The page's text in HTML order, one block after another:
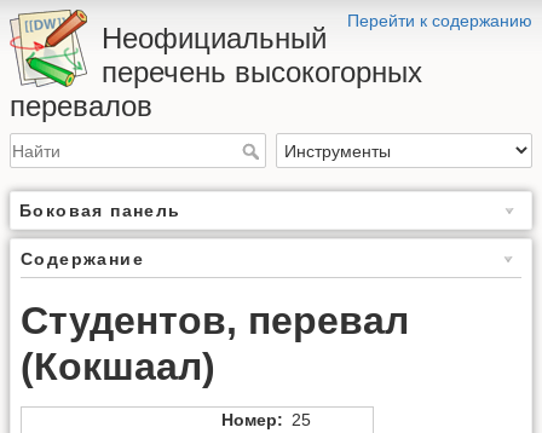
Перейти к содержанию
Неофициальный
перечень высокогорных
перевалов
Боковая панель
Содержание
Студентов, перевал
(Кокшаал)
Номер: 25